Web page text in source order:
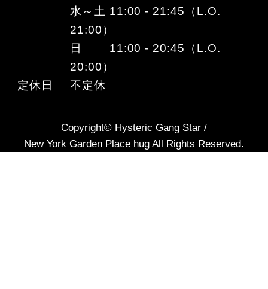
水～土 11:00 - 21:45（L.O.
21:00）
日 11:00 - 20:45（L.O.
20:00）
定休日
不定休
Copyright© Hysteric Gang Star /
New York Garden Place hug All Rights Reserved.